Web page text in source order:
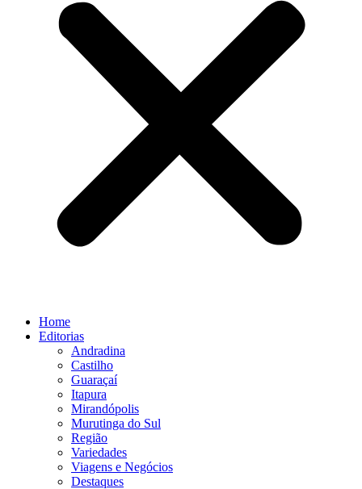
Home
Editorias
Andradina
Castilho
Guaraçaí
Itapura
Mirandópolis
Murutinga do Sul
Região
Variedades
Viagens e Negócios
Destaques